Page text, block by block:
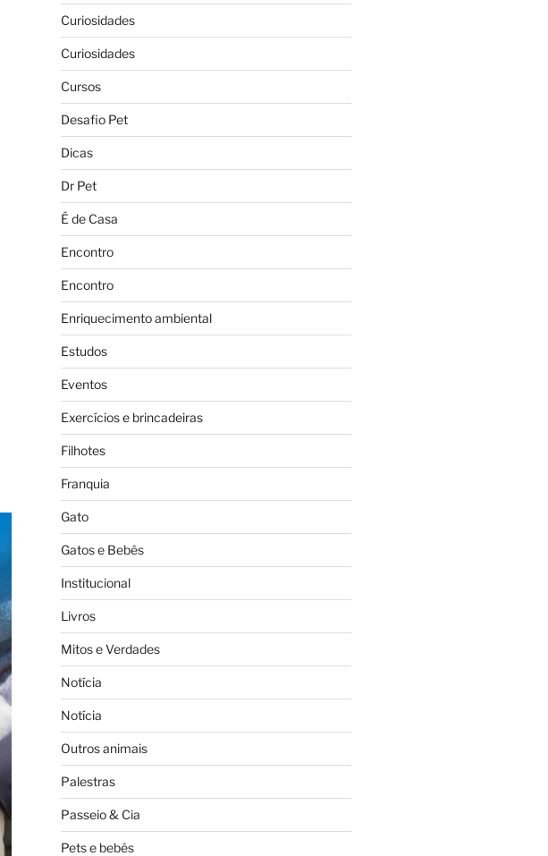
Curiosidades
Curiosidades
Cursos
Desafio Pet
Dicas
Dr Pet
É de Casa
Encontro
Encontro
Enriquecimento ambiental
Estudos
Eventos
Exercícios e brincadeiras
Filhotes
Franquia
Gato
Gatos e Bebês
Institucional
Livros
Mitos e Verdades
Notícia
Notícia
Outros animais
Palestras
Passeio & Cia
Pets e bebês